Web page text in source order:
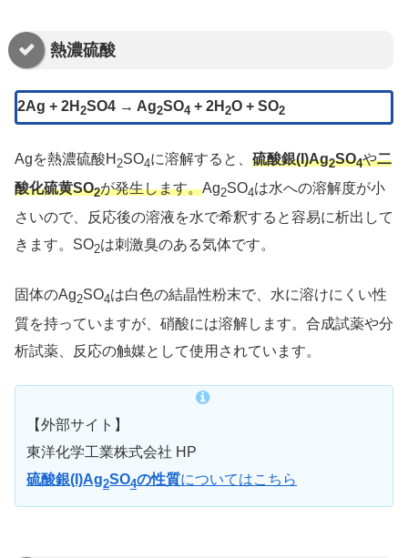
熱濃硫酸
2Ag + 2H 2SO4 → Ag2SO4 + 2H 2O + SO2
Agを熱濃硫酸H 2SO4に溶解すると、 硫酸銀(I)Ag2SO4や二
酸化硫黄SO2が発生します。Ag2SO4は水への溶解度が小
さいので、反応後の溶液を水で希釈すると容易に析出して
きます。SO2は刺激臭のある気体です。
固体のAg2SO4は白色の結晶性粉末で、水に溶けにくい性
質を持っていますが、硝酸には溶解します。合成試薬や分
析試薬、反応の触媒として使用されています。
【外部サイト】
東洋化学工業株式会社 HP
硫酸銀(I)Ag2SO4の性質についてはこちら